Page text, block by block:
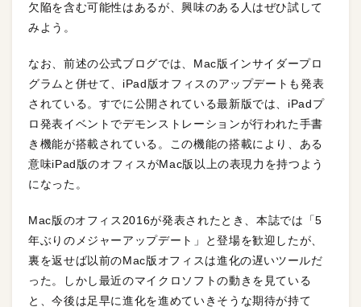
欠陥を含む可能性はあるが、興味のある人はぜひ試して
みよう。
なお、前述の公式ブログでは、Mac版インサイダープロ
グラムと併せて、iPad版オフィスのアップデートも発表
されている。すでに公開されている最新版では、iPadプ
ロ発表イベントでデモンストレーションが行われた手書
き機能が搭載されている。この機能の搭載により、ある
意味iPad版のオフィスがMac版以上の表現力を持つよう
になった。
Mac版のオフィス2016が発表されたとき、本誌では「5
年ぶりのメジャーアップデート」と登場を歓迎したが、
裏を返せば以前のMac版オフィスは進化の遅いツールだ
った。しかし最近のマイクロソフトの動きを見ている
と、今後は足早に進化を進めていきそうな期待が持て